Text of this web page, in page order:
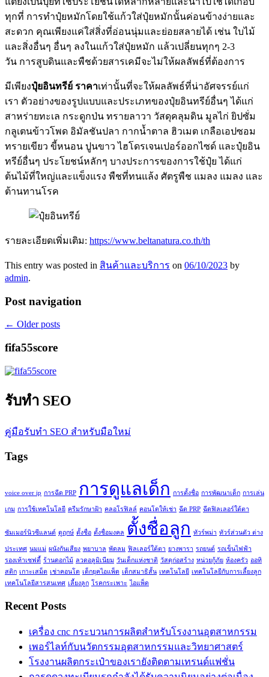
ทุกที่ การทำปุ๋ยหมักโดยใช้แก้วใส่ปุ๋ยหมักนั้นค่อนข้างง่ายและ
สะดวก คุณเพียงแค่ใส่สิ่งที่อ่อนนุ่มและย่อยสลายได้ เช่น ใบไม้
และสิ่งอื่นๆ อื่นๆ ลงในแก้วใส่ปุ๋ยหมัก แล้วเปลี่ยนทุกๆ 2-3
วัน การสูบดินและพืชด้วยสารเคมีจะไม่ให้ผลลัพธ์ที่ต้องการ
มีเพียงปุ๋ยอินทรีย์ ราคาเท่านั้นที่จะให้ผลลัพธ์ที่น่าอัศจรรย์แก่
เรา ตัวอย่างของรูปแบบและประเภทของปุ๋ยอินทรีย์อื่นๆ ได้แก่
สาหร่ายทะเล กระดูกป่น ทรายลาวา วัสดุคลุมดิน มูลไก่ ยิปซั่ม
กลูเตนข้าวโพด อิมัลชันปลา กากน้ำตาล ฮิวเมต เกลือเอปซอม
ทรายเขียว ขี้หนอน ปูนขาว ไฮโดรเจนเปอร์ออกไซด์ และปุ๋ยอิน
ทรีย์อื่นๆ ประโยชน์หลักๆ บางประการของการใช้ปุ๋ย ได้แก่
ต้นไม้ที่ใหญ่และแข็งแรง พืชที่ทนแล้ง ศัตรูพืช แมลง แมลง และ
ต้านทานโรค
รายละเอียดเพิ่มเติม: https://www.beltanatura.co.th/th
This entry was posted in สินค้าและบริการ on 06/10/2023 by
admin.
Post navigation
← Older posts
fifa55score
รับทำ SEO
คู่มือรับทำ SEO สำหรับมือใหม่
Tags
voice over ip การฉีด PRP การดูแลเด็ก การตั้งชื่อ การพัฒนาเด็ก การเล่น
เกม การใช้เทคโนโลยี ครีมรักษาฝ้า คลอโรฟิลล์ คอนโดให้เช่า ฉีด PRP ฉีดฟิลเลอร์ใต้ตา
ซัมเมอร์นิวซีแลนด์ ดูฤกษ์ ตั้งชื่อ ตั้งชื่อมงคล ตั้งชื่อลูก ทัวร์พม่า ทัวร์ส่วนตัว ต่าง
ประเทศ นมแม่ ผนังกันเสียง พยาบาล พัดลม ฟิลเลอร์ใต้ตา ยางพารา รถยนต์ รถเข็นไฟฟ้า
รองเท้าเซฟตี้ ร้านดอกไม้ ลวดอลูมิเนียม วันเด็กแห่งชาติ วัสดุก่อสร้าง หน่วยกู้ภัย ห้องครัว ออทิ
สติก เกาะเสม็ด เช่าคอนโด เด็กยุคไอแพ็ด เด็กสมาธิสั้น เทคโนโลยี เทคโนโลยีกับการเลี้ยงลูก
เทคโนโลยีสารสนเทศ เลี้ยงลูก โรคกระเพาะ ไอแพ็ด
Recent Posts
เครื่อง cnc กระบวนการผลิตสำหรับโรงงานอุตสาหกรรม
เพอร์ไลท์กับนวัตกรรมอุตสาหกรรมและวิทยาศาสตร์
โรงงานผลิตกระเป๋าของเรายังติดตามเทรนด์แฟชั่น